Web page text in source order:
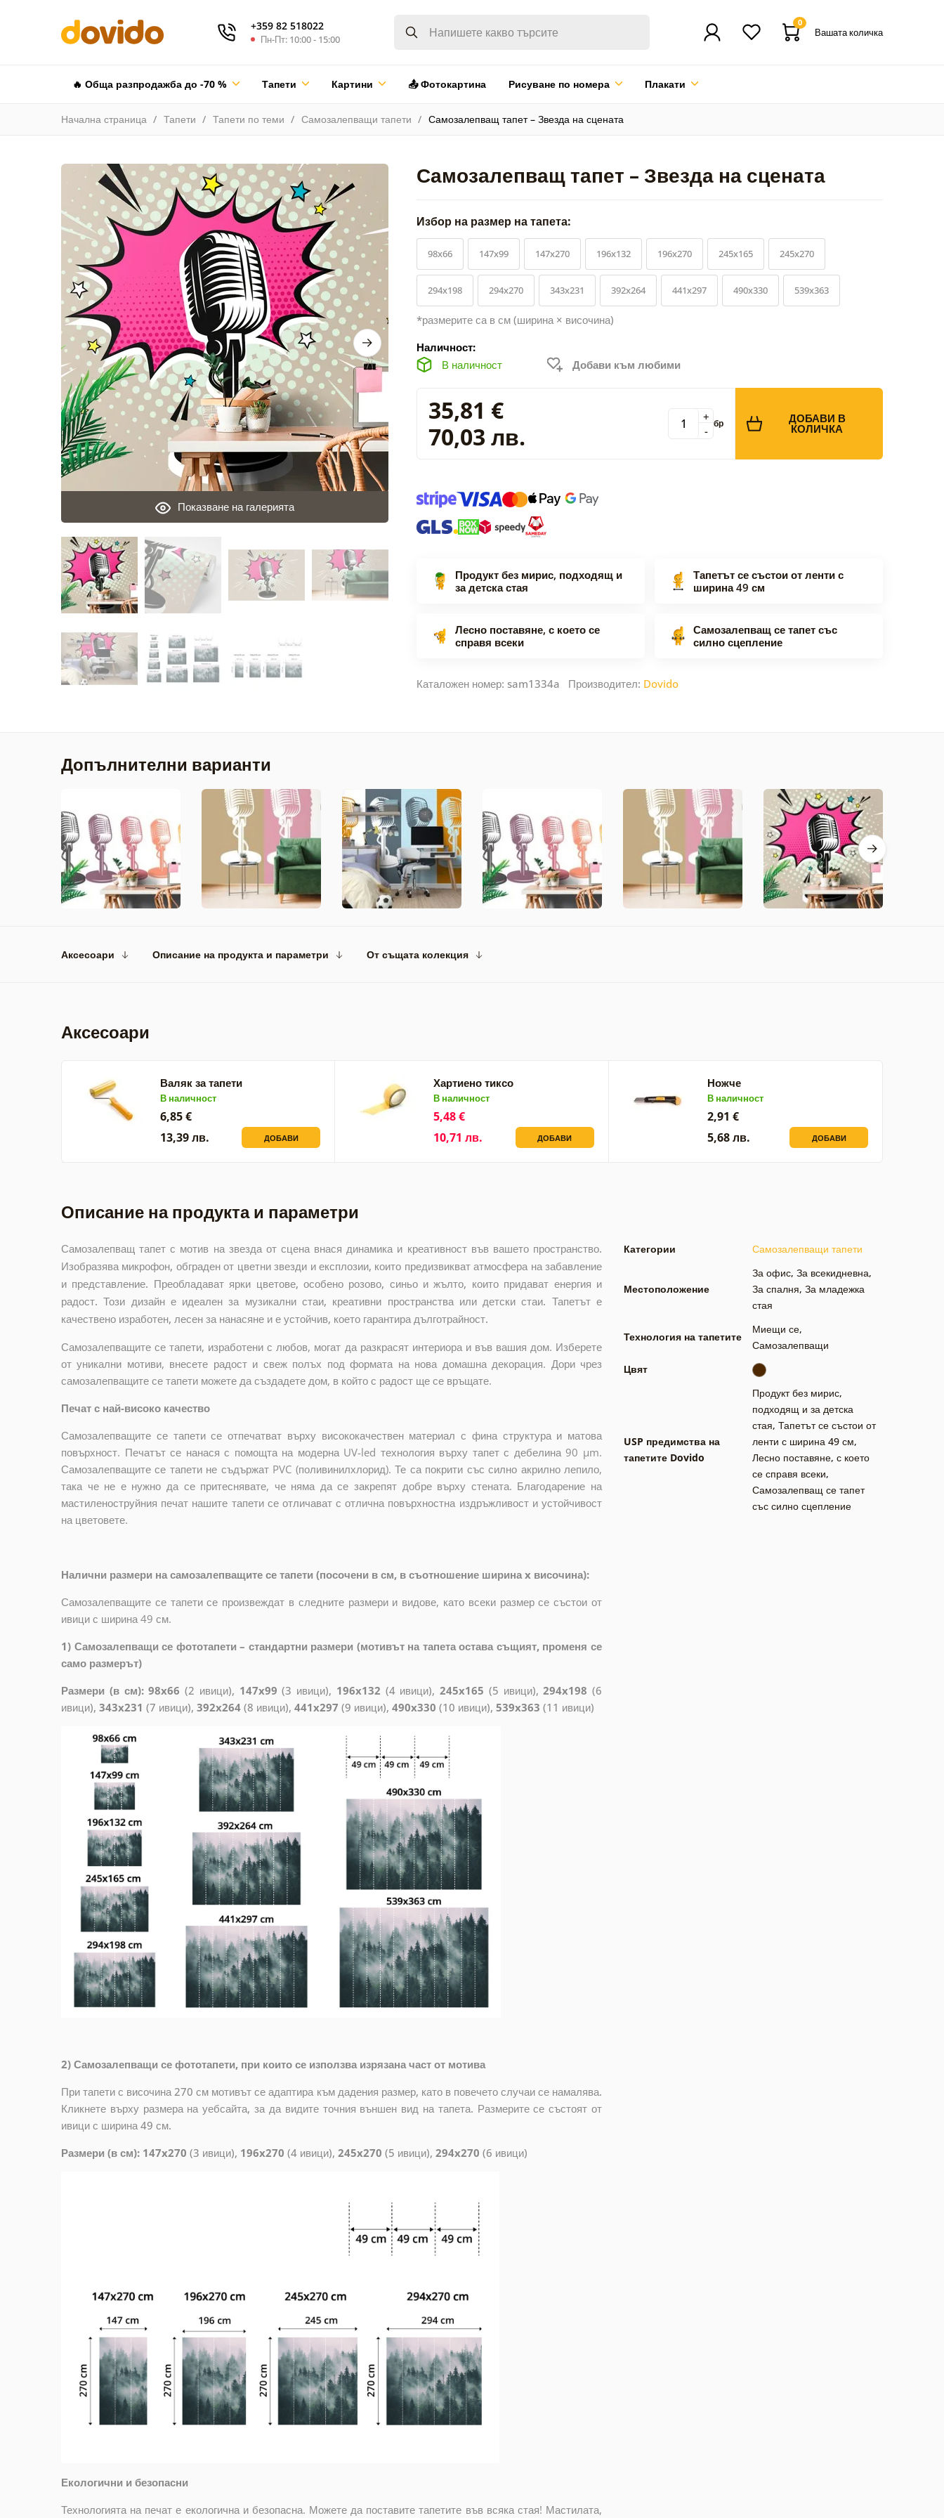
+359 82 518022
Пн-Пт: 10:00 - 15:00
0
Вашата количка
🔥 Обща разпродажба до -70 % Тапети Картини 📤 Фотокартина Рисуване по номера Плакати
Начална страница Тапети Тапети по теми Самозалепващи тапети Самозалепващ тапет – Звезда на сцената
Самозалепващ тапет – Звезда на сцената
Показване на галерията
Избор на размер на тапета:
98x66 147x99 147x270 196x132 196x270 245x165 245x270
294x198 294x270 343x231 392x264 441x297 490x330 539x363
*размерите са в см (ширина × височина)
Наличност:
В наличност
Добави към любими
35,81 €
70,03 лв.
-
+ бр ДОБАВИ В
КОЛИЧКА
Продукт без мирис, подходящ и
за детска стая
Тапетът се състои от ленти с
ширина 49 см
Лесно поставяне, с което се
справя всеки
Самозалепващ се тапет със
силно сцепление
Каталожен номер: sam1334a Производител: Dovido
Допълнителни варианти
Аксесоари Описание на продукта и параметри От същата колекция
Аксесоари
Валяк за тапети
В наличност
6,85 €
13,39 лв.
ДОБАВИ
Хартиено тиксо
В наличност
5,48 €
10,71 лв.
ДОБАВИ
Ножче
В наличност
2,91 €
5,68 лв.
ДОБАВИ
Описание на продукта и параметри
Самозалепващ тапет с мотив на звезда от сцена внася динамика и креативност във вашето пространство.
Изобразява микрофон, обграден от цветни звезди и експлозии, които предизвикват атмосфера на забавление
и представление. Преобладават ярки цветове, особено розово, синьо и жълто, които придават енергия и
радост. Този дизайн е идеален за музикални стаи, креативни пространства или детски стаи. Тапетът е
качествено изработен, лесен за нанасяне и е устойчив, което гарантира дълготрайност.
Самозалепващите се тапети, изработени с любов, могат да разкрасят интериора и във вашия дом. Изберете
от уникални мотиви, внесете радост и свеж полъх под формата на нова домашна декорация. Дори чрез
самозалепващите се тапети можете да създадете дом, в който с радост ще се връщате.
Печат с най-високо качество
Самозалепващите се тапети се отпечатват върху висококачествен материал с фина структура и матова
повърхност. Печатът се нанася с помощта на модерна UV-led технология върху тапет с дебелина 90 µm.
Самозалепващите се тапети не съдържат PVC (поливинилхлорид). Те са покрити със силно акрилно лепило,
така че не е нужно да се притеснявате, че няма да се закрепят добре върху стената. Благодарение на
мастиленоструйния печат нашите тапети се отличават с отлична повърхностна издръжливост и устойчивост
на цветовете.
Налични размери на самозалепващите се тапети (посочени в см, в съотношение ширина x височина):
Самозалепващите се тапети се произвеждат в следните размери и видове, като всеки размер се състои от
ивици с ширина 49 см.
1) Самозалепващи се фототапети – стандартни размери (мотивът на тапета остава същият, променя се
само размерът)
Размери (в см): 98x66 (2 ивици), 147x99 (3 ивици), 196x132 (4 ивици), 245x165 (5 ивици),294x198 (6
ивици), 343x231 (7 ивици), 392x264 (8 ивици), 441x297 (9 ивици), 490x330 (10 ивици), 539x363 (11 ивици)
2) Самозалепващи се фототапети, при които се използва изрязана част от мотива
При тапети с височина 270 см мотивът се адаптира към дадения размер, като в повечето случаи се намалява.
Кликнете върху размера на уебсайта, за да видите точния външен вид на тапета. Размерите се състоят от
ивици с ширина 49 см.
Размери (в см): 147x270 (3 ивици), 196x270 (4 ивици), 245x270 (5 ивици), 294x270 (6 ивици)
Екологични и безопасни
Технологията на печат е екологична и безопасна. Можете да поставите тапетите във всяка стая! Мастилата,
Категории Самозалепващи тапети
Местоположение
За офис, За всекидневна,
За спалня, За младежка
стая
Технология на тапетите
Миещи се,
Самозалепващи
Цвят
USP предимства на
тапетите Dovido
Продукт без мирис,
подходящ и за детска
стая, Тапетът се състои от
ленти с ширина 49 см,
Лесно поставяне, с което
се справя всеки,
Самозалепващ се тапет
със силно сцепление